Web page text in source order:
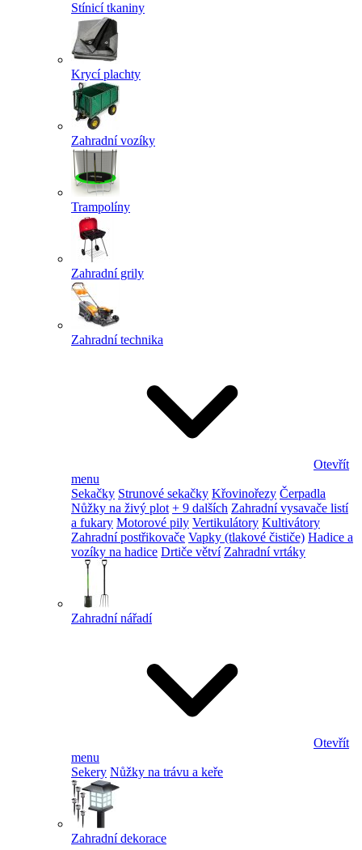
Stínicí tkaniny
Krycí plachty
Zahradní vozíky
Trampolíny
Zahradní grily
Zahradní technika
Otevřít
menu
Sekačky Strunové sekačky Křovinořezy Čerpadla
Nůžky na živý plot + 9 dalších Zahradní vysavače listí
a fukary Motorové pily Vertikulátory Kultivátory
Zahradní postřikovače Vapky (tlakové čističe) Hadice a
vozíky na hadice Drtiče větví Zahradní vrtáky
Zahradní nářadí
Otevřít
menu
Sekery Nůžky na trávu a keře
Zahradní dekorace